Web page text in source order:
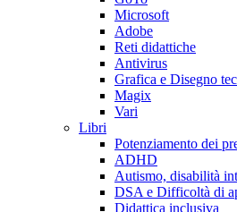
Microsoft
Adobe
Reti didattiche
Antivirus
Grafica e Disegno
Magix
Vari
Libri
Potenziamento dei
ADHD
Autismo, disabilità
DSA e Difficoltà di
Didattica inclusiva